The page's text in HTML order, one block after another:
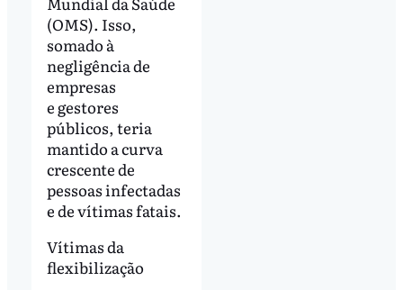
(OMS). Isso,
somado à
negligência de
empresas
e gestores
públicos, teria
mantido a curva
crescente de
pessoas infectadas
e de vítimas fatais.
Vítimas da
flexibilização